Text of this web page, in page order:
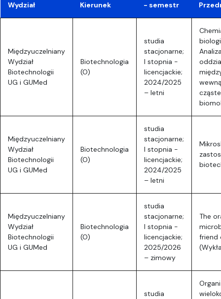
Wydział Kierunek
- semestr
Międzyuczelniany
Wydział
Biotechnologii
UG i GUMed
Biotechnologia
(O)
studia
stacjonarne;
I stopnia -
licencjackie;
2024/2025
– letni
Międzyuczelniany
Wydział
Biotechnologii
UG i GUMed
Biotechnologia
(O)
studia
stacjonarne;
I stopnia -
licencjackie;
2024/2025
– letni
Międzyuczelniany
Wydział
Biotechnologii
UG i GUMed
Biotechnologia
(O)
studia
stacjonarne;
I stopnia -
licencjackie;
2025/2026
– zimowy
The
friend
studia